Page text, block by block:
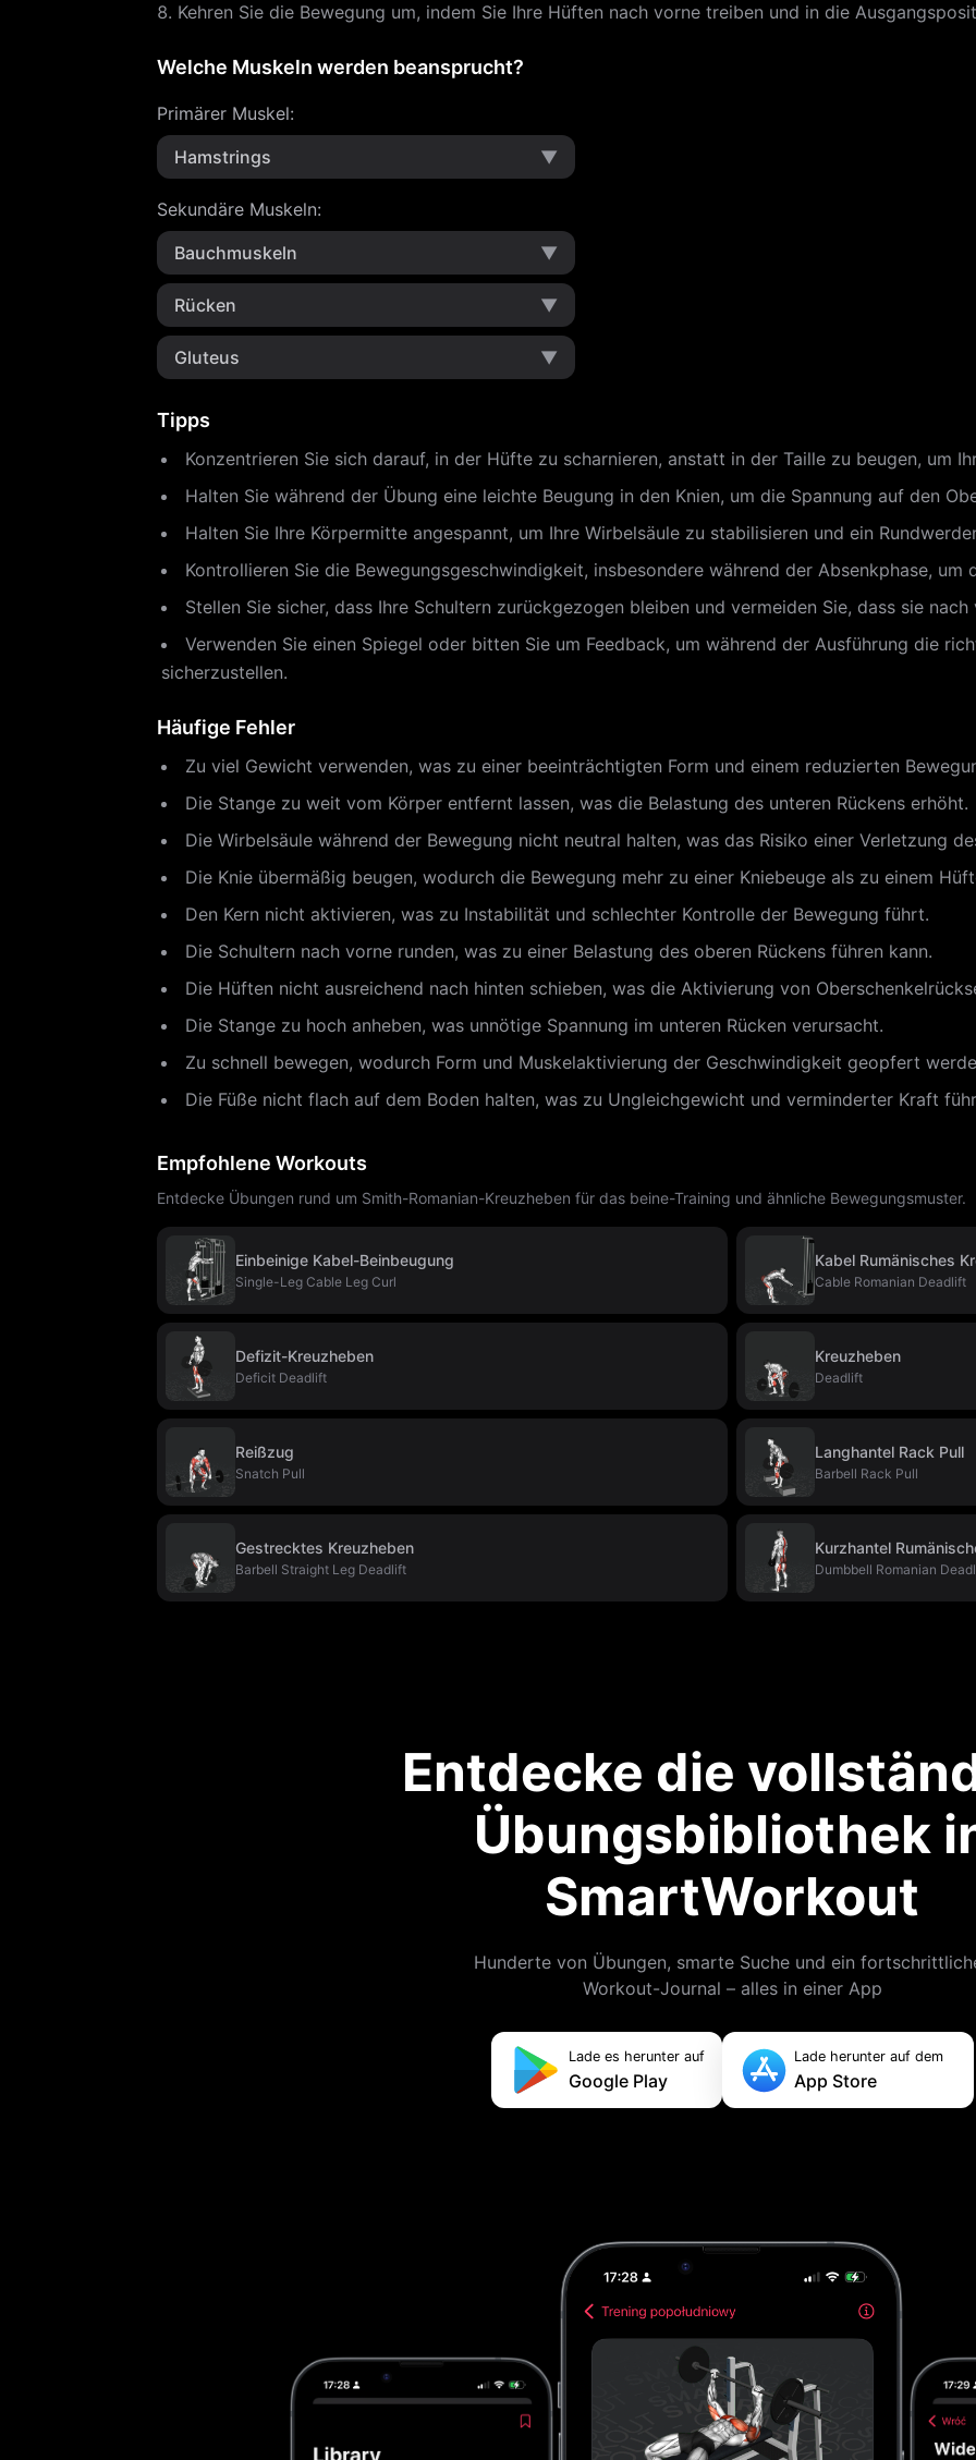
Kehren Sie die Bewegung um, indem Sie Ihre Hüften nach vorne treiben und in die
Welche Muskeln werden beansprucht?
Primärer Muskel:
Hamstrings
▼
Sekundäre Muskeln:
Bauchmuskeln
▼
Rücken ▼
Gluteus ▼
Tipps
Konzentrieren Sie sich darauf, in der Hüfte zu scharnieren, anstatt in der Taille zu beugen, um
Halten Sie während der Übung eine leichte Beugung in den Knien, um die Spannung auf den
Halten Sie Ihre Körpermitte angespannt, um Ihre Wirbelsäule zu stabilisieren und ein
Kontrollieren Sie die Bewegungsgeschwindigkeit, insbesondere während der Absenkphase, um
Stellen Sie sicher, dass Ihre Schultern zurückgezogen bleiben und vermeiden Sie, dass sie nach
Verwenden Sie einen Spiegel oder bitten Sie um Feedback, um während der Ausführung die
sicherzustellen.
Häufige Fehler
Zu viel Gewicht verwenden, was zu einer beeinträchtigten Form und einem reduzierten
Die Stange zu weit vom Körper entfernt lassen, was die Belastung des unteren Rückens erhöht.
Die Wirbelsäule während der Bewegung nicht neutral halten, was das Risiko einer Verletzung
Die Knie übermäßig beugen, wodurch die Bewegung mehr zu einer Kniebeuge als zu einem
Den Kern nicht aktivieren, was zu Instabilität und schlechter Kontrolle der Bewegung führt.
Die Schultern nach vorne runden, was zu einer Belastung des oberen Rückens führen kann.
Die Hüften nicht ausreichend nach hinten schieben, was die Aktivierung von
Die Stange zu hoch anheben, was unnötige Spannung im unteren Rücken verursacht.
Zu schnell bewegen, wodurch Form und Muskelaktivierung der Geschwindigkeit geopfert
Die Füße nicht flach auf dem Boden halten, was zu Ungleichgewicht und verminderter Kraft
Empfohlene Workouts
Entdecke Übungen rund um Smith-Romanian-Kreuzheben für das beine-Training und ähnliche Bewegungsmuster.
Einbeinige Kabel-Beinbeugung
Single-Leg Cable Leg Curl
Kabel Rumänisches
Cable Romanian Deadlift
Defizit-Kreuzheben
Deficit Deadlift
Kreuzheben
Deadlift
Reißzug
Snatch Pull
Langhantel Rack Pull
Barbell Rack Pull
Gestrecktes Kreuzheben
Barbell Straight Leg Deadlift
Kurzhantel
Dumbbell Romanian
Entdecke die
Übungsbibliothek
SmartWorkout
Hunderte von Übungen, smarte Suche und ein
Workout-Journal – alles in einer App
Lade es herunter auf
Google Play
Lade herunter auf dem
App Store